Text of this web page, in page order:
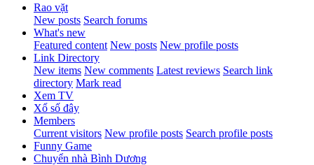
Rao vặt
New posts Search forums
What's new
Featured content New posts New profile posts
Link Directory
New items New comments Latest reviews Search link
directory Mark read
Xem TV
Xổ số đây
Members
Current visitors New profile posts Search profile posts
Funny Game
Chuyển nhà Bình Dương